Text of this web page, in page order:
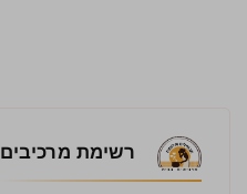
רשימת מרכיבים